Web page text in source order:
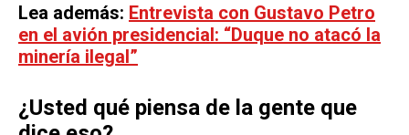
Lea además: Entrevista con Gustavo Petro
en el avión presidencial: “Duque no atacó la
minería ilegal”
¿Usted qué piensa de la gente que